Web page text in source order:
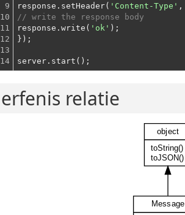
9
10
11
12
13
14
response.setHeader( 'Content-Type' ,
// write the response body
response.write( 'ok' );
});
server.start();
erfenis relatie
object
toString()
toJSON()
Message